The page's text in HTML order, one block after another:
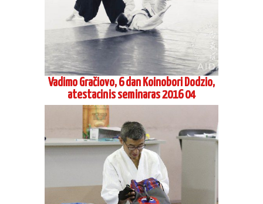
Vadimo Gračiovo, 6 dan Koinobori Dodzio,
atestacinis seminaras 2016 04